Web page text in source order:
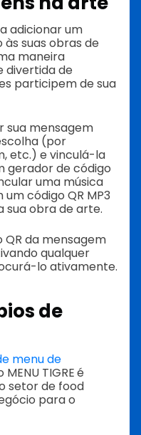
adicionar um
suas obras de
maneira
divertida de
participem de sua
sua mensagem
(por
etc.) e vinculá-la
gerador de código
uma música
código QR MP3
sua obra de arte.
da mensagem
qualquer
lo ativamente.
de
menu de
TIGREé
setor de food
para o